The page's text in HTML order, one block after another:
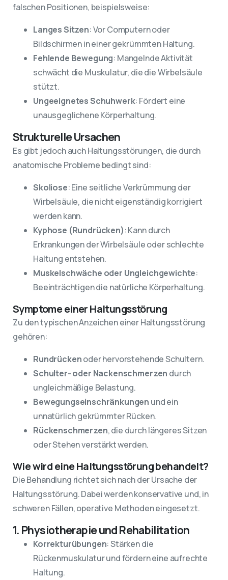
falschen Positionen, beispielsweise:
Langes Sitzen: Vor Computern oder
Bildschirmen in einer gekrümmten Haltung.
Fehlende Bewegung: Mangelnde Aktivität
schwächt die Muskulatur, die die Wirbelsäule
stützt.
Ungeeignetes Schuhwerk: Fördert eine
unausgeglichene Körperhaltung.
Strukturelle Ursachen
Es gibt jedoch auch Haltungsstörungen, die durch
anatomische Probleme bedingt sind:
Skoliose: Eine seitliche Verkrümmung der
Wirbelsäule, die nicht eigenständig korrigiert
werden kann.
Kyphose (Rundrücken): Kann durch
Erkrankungen der Wirbelsäule oder schlechte
Haltung entstehen.
Muskelschwäche oder Ungleichgewichte:
Beeinträchtigen die natürliche Körperhaltung.
Symptome einer Haltungsstörung
Zu den typischen Anzeichen einer Haltungsstörung
gehören:
Rundrückenoder hervorstehende Schultern.
Schulter- oder Nackenschmerzen durch
ungleichmäßige Belastung.
Bewegungseinschränkungen und ein
unnatürlich gekrümmter Rücken.
Rückenschmerzen, die durch längeres Sitzen
oder Stehen verstärkt werden.
Wie wird eine Haltungsstörung behandelt?
Die Behandlung richtet sich nach der Ursache der
Haltungsstörung. Dabei werden konservative und, in
schweren Fällen, operative Methoden eingesetzt.
1. Physiotherapie und Rehabilitation
Korrekturübungen: Stärken die
Rückenmuskulatur und fördern eine aufrechte
Haltung.